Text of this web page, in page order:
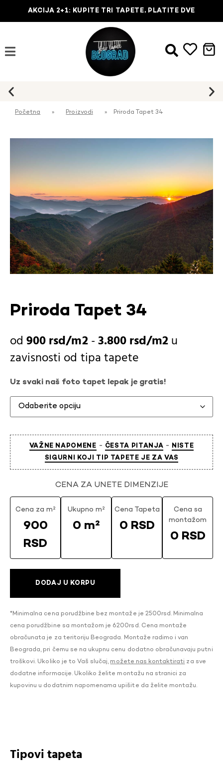
AKCIJA 2+1: KUPITE TRI TAPETE, PLATITE DVE
Početna » Proizvodi » Priroda Tapet 34
Priroda Tapet 34
900rsd -3.800rsd
u
zavisnosti od tipa tapete
Uz svaki naš foto tapet lepak je gratis!
VAŽNE NAPOMENE - ČESTA PITANJA - NISTE
SIGURNI KOJI TIP TAPETE JE ZA VAS
CENA ZA UNETE DIMENZIJE
Cena za m²
900
RSD
Ukupno m²
0 m²
Cena Tapeta
0 RSD
Cena sa
montažom
0 RSD
DODAJ U KORPU
*Minimalna cena porudžbine bez montaže je 2500rsd. Minimalna
cena porudžbine sa montažom je 6200rsd. Cena montaže
obračunata je za teritoriju Beograda. Montaže radimo i van
Beograda, pri čemu se na ukupnu cenu dodatno obračunavaju putni
troškovi. Ukoliko je to Vaš slučaj, možete nas kontaktirati za sve
dodatne informacije. Ukoliko želite montažu na stranici za
kupovinu u dodatnim napomenama upišite da želite montažu.
Tipovi tapeta